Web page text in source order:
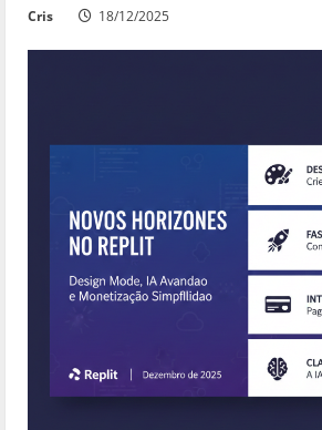
Cris 18/12/2025